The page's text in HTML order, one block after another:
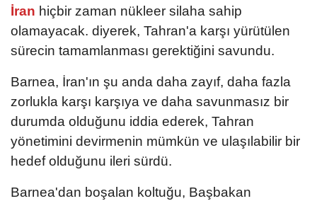
İran hiçbir zaman nükleer silaha sahip
olamayacak. diyerek, Tahran'a karşı yürütülen
sürecin tamamlanması gerektiğini savundu.
Barnea, İran'ın şu anda daha zayıf, daha fazla
zorlukla karşı karşıya ve daha savunmasız bir
durumda olduğunu iddia ederek, Tahran
yönetimini devirmenin mümkün ve ulaşılabilir bir
hedef olduğunu ileri sürdü.
Barnea'dan boşalan koltuğu, Başbakan